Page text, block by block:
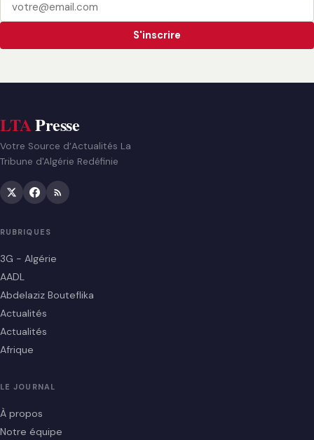
S'inscrire
LTAPresse
Votre Source d’Actualités La
Tribune d'Algérie Redéfinie
RUBRIQUES
3G - Algérie
AADL
Abdelaziz Bouteflika
Actualités
Actualités
Afrique
LE JOURNAL
À propos
Notre équipe